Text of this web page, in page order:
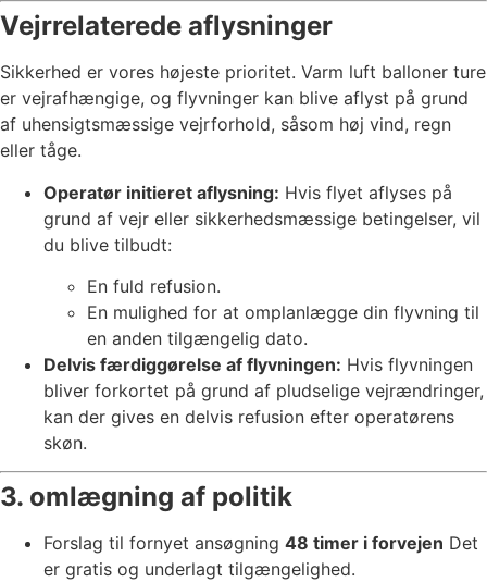
Vejrrelaterede aflysninger
Sikkerhed er vores højeste prioritet. Varm luft balloner ture
er vejrafhængige, og flyvninger kan blive aflyst på grund
af uhensigtsmæssige vejrforhold, såsom høj vind, regn
eller tåge.
Operatør initieret aflysning: Hvis flyet aflyses på
grund af vejr eller sikkerhedsmæssige betingelser, vil
du blive tilbudt:
En fuld refusion.
En mulighed for at omplanlægge din flyvning til
en anden tilgængelig dato.
Delvis færdiggørelse af flyvningen: Hvis flyvningen
bliver forkortet på grund af pludselige vejrændringer,
kan der gives en delvis refusion efter operatørens
skøn.
3. omlægning af politik
Forslag til fornyet ansøgning 48 timer i forvejen Det
er gratis og underlagt tilgængelighed.